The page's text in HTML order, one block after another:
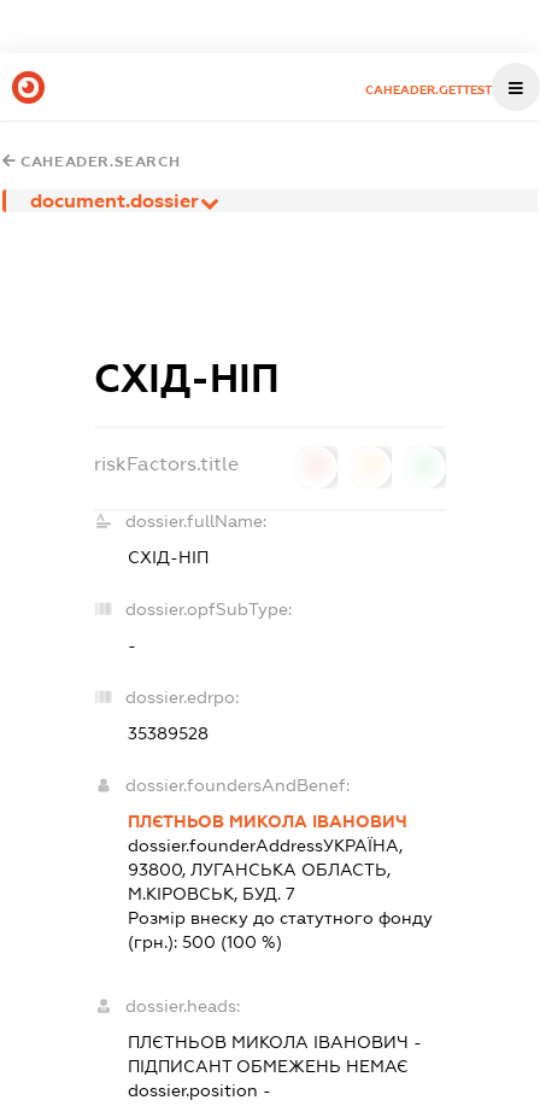
CAHEADER.GETTEST
CAHEADER.SEARCH
document.dossier
СХІД-НІП
riskFactors.title
dossier.fullName:
СХІД-НІП
dossier.opfSubType:
-
dossier.edrpo:
35389528
dossier.foundersAndBenef:
ПЛЄТНЬОВ МИКОЛА ІВАНОВИЧ
dossier.founderAddressУКРАЇНА,
93800, ЛУГАНСЬКА ОБЛАСТЬ,
М.КІРОВСЬК, БУД. 7
Розмір внеску до статутного фонду
(грн.):500 (100 %)
dossier.heads:
ПЛЄТНЬОВ МИКОЛА ІВАНОВИЧ -
ПІДПИСАНТОБМЕЖЕНЬ НЕМАЄ
dossier.position -